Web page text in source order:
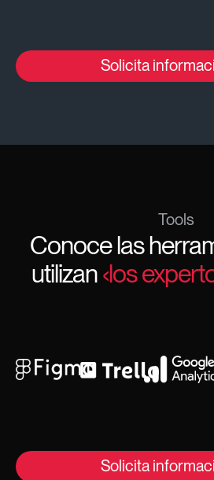
Solicita
Tools
Conoce las
utilizan‹los
Solicita